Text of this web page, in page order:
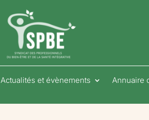
Actualités et évènements Annuaire